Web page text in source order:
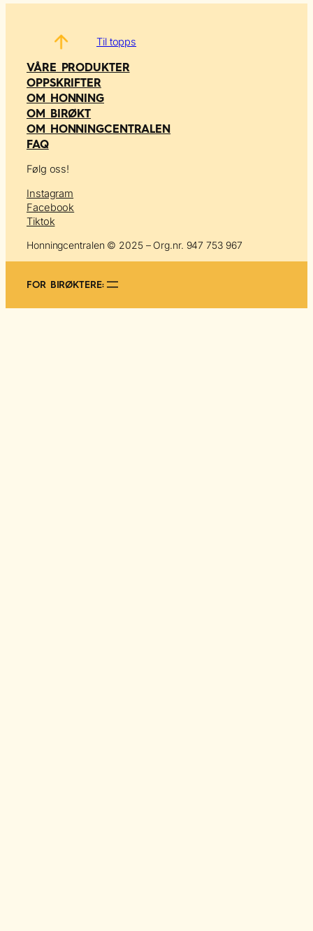
Til topps
VÅRE PRODUKTER
OPPSKRIFTER
OM HONNING
OM BIRØKT
OM HONNINGCENTRALEN
FAQ
Følg oss!
Instagram
Facebook
Tiktok
Honningcentralen © 2025 – Org.nr. 947 753 967
FOR BIRØKTERE: